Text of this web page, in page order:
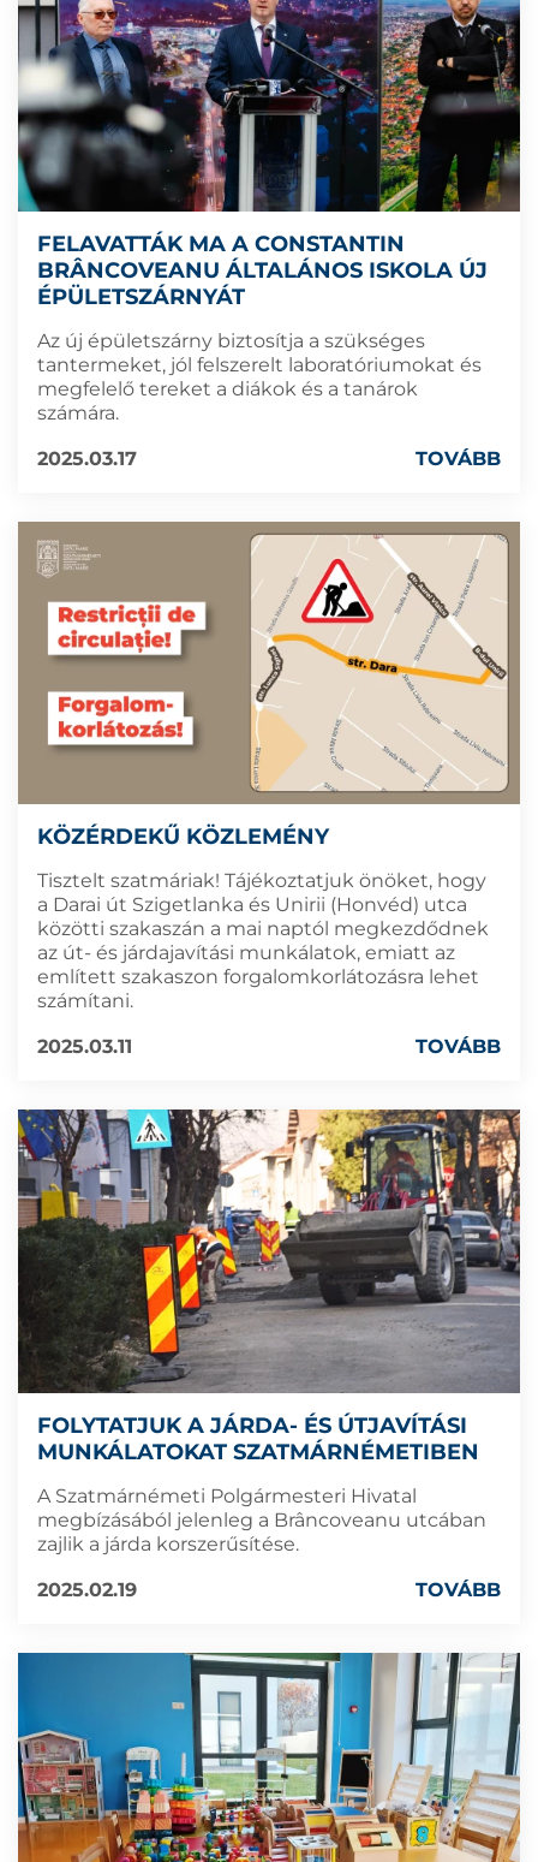
FELAVATTÁK MA A CONSTANTIN
BRÂNCOVEANU ÁLTALÁNOS ISKOLA ÚJ
ÉPÜLETSZÁRNYÁT
Az új épületszárny biztosítja a szükséges
tantermeket, jól felszerelt laboratóriumokat és
megfelelő tereket a diákok és a tanárok
számára.
2025.03.17
TOVÁBB
KÖZÉRDEKŰ KÖZLEMÉNY
Tisztelt szatmáriak! Tájékoztatjuk önöket, hogy
a Darai út Szigetlanka és Unirii (Honvéd) utca
közötti szakaszán a mai naptól megkezdődnek
az út- és járdajavítási munkálatok, emiatt az
említett szakaszon forgalomkorlátozásra lehet
számítani.
2025.03.11
TOVÁBB
FOLYTATJUK A JÁRDA- ÉS ÚTJAVÍTÁSI
MUNKÁLATOKAT SZATMÁRNÉMETIBEN
A Szatmárnémeti Polgármesteri Hivatal
megbízásából jelenleg a Brâncoveanu utcában
zajlik a járda korszerűsítése.
2025.02.19
TOVÁBB